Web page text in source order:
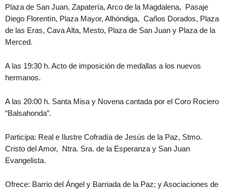
Plaza de San Juan, Zapatería, Arco de la Magdalena, Pasaje
Diego Florentín, Plaza Mayor, Alhóndiga, Caños Dorados, Plaza
de las Eras, Cava Alta, Mesto, Plaza de San Juan y Plaza de la
Merced.
A las 19:30 h. Acto de imposición de medallas a los nuevos
hermanos.
A las 20:00 h. Santa Misa y Novena cantada por el Coro Rociero
“Balsahonda”.
Participa: Real e Ilustre Cofradía de Jesús de la Paz, Stmo.
Cristo del Amor, Ntra. Sra. de la Esperanza y San Juan
Evangelista.
Ofrece: Barrio del Ángel y Barriada de la Paz; y Asociaciones de